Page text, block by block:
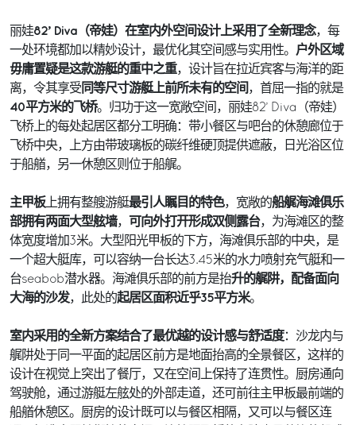
丽娃82’ Diva（帝娃）在室内外空间设计上采用了全新理念，每
一处环境都加以精妙设计，最优化其空间感与实用性。 户外区域
毋庸置疑是这款游艇的重中之重，设计旨在拉近宾客与海洋的距
离，令其享受 同等尺寸游艇上前所未有的空间 ，首屈一指的就是
40平方米的飞桥。归功于这一宽敞空间，丽娃82’ Diva（帝娃）
飞桥上的每处起居区都分工明确：带小餐区与吧台的休憩廊位于
飞桥中央，上方由带玻璃板的碳纤维硬顶提供遮蔽，日光浴区位
于船艏，另一休憩区则位于船艉。
主甲板上拥有整艘游艇最引人瞩目的特色，宽敞的船艉海滩俱乐
部拥有两面大型舷墙， 可向外打开形成双侧露台，为海滩区的整
体宽度增加3米。大型阳光甲板的下方，海滩俱乐部的中央，是
一个超大艇库，可以容纳一台长达3.45米的水力喷射充气艇和一
台seabob潜水器。海滩俱乐部的前方是抬升的艉阱，配备面向
大海的沙发，此处的起居区面积近乎35平方米。
室内采用的全新方案结合了最优越的设计感与舒适度：沙龙内与
艉阱处于同一平面的起居区前方是地面抬高的全景餐区，这样的
设计在视觉上突出了餐厅，又在空间上保持了连贯性。厨房通向
驾驶舱，通过游艇左舷处的外部走道，还可前往主甲板最前端的
船艏休憩区。厨房的设计既可以与餐区相隔，又可以与餐区连